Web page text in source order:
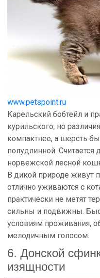
www.petspoint.ru
Карельский бобтейл и
курильского, но
компактнее, а шерсть
полудлинной.
норвежской лесной
В дикой природе живут
отлично уживаются с
практически не метят
сильны и подвижны.
условиям проживания,
мелодичным голосом.
6. Донской
изящности